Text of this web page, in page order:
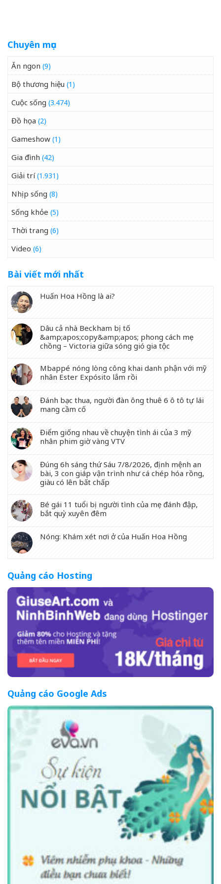
Chuyên mục
Ăn ngon (9)
Bộ thương hiệu (1)
Cuộc sống (3.474)
Đồ họa (2)
Gameshow (1)
Gia đình (42)
Giải trí(1.931)
Nhịp sống (8)
Sống khỏe (5)
Thời trang (6)
Video (6)
Bài viết mới nhất
Huấn Hoa Hồng là ai?
Dâu cả nhà Beckham bị tố
&amp;apos;copy&amp;apos; phong cách mẹ
chồng – Victoria giữa sóng gió gia tộc
Mbappé nóng lòng công khai danh phận với mỹ
nhân Ester Expósito lắm rồi
Đánh bạc thua, người đàn ông thuê 6 ô tô tự lái
mang cầm cố
Điểm giống nhau về chuyện tình ái của 3 mỹ
nhân phim giờ vàng VTV
Đúng 6h sáng thứ Sáu 7/8/2026, định mệnh an
bài, 3 con giáp vận trình như cá chép hóa rồng,
giàu có lên bất chấp
Bé gái 11 tuổi bị người tình của mẹ đánh đập,
bắt quỳ xuyên đêm
Nóng: Khám xét nơi ở của Huấn Hoa Hồng
Quảng cáo Hosting
Quảng cáo Google Ads